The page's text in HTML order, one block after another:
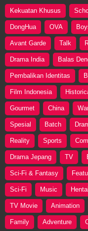
Kekuatan Khusus
DongHua OVA
Avant Garde Talk
Drama India Balas
Pembalikan Identitas
Film Indonesia
Gourmet China
Spesial Batch
Reality Sports
Drama Jepang TV
Sci-Fi & Fantasy
Sci-Fi Music Hentai
TV Movie Animation
Family Adventure